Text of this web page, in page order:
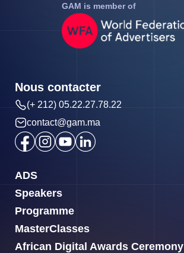
GAM is member of
ADS
Speakers
Programme
MasterClasses
African Digital Awards Ceremony
Nous contacter
(+ 212) 05.22.27.78.22
contact@gam.ma